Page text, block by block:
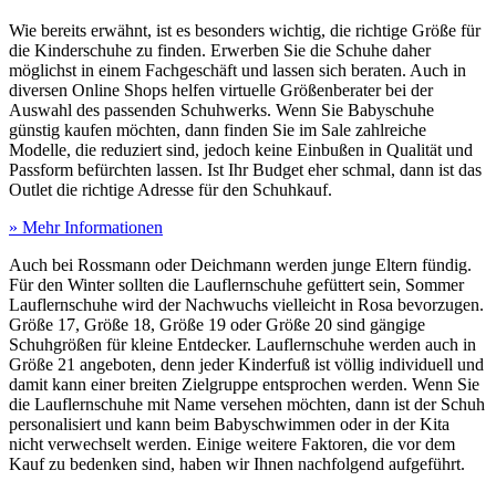
Wie bereits erwähnt, ist es besonders wichtig, die richtige Größe für
die Kinderschuhe zu finden. Erwerben Sie die Schuhe daher
möglichst in einem Fachgeschäft und lassen sich beraten. Auch in
diversen Online Shops helfen virtuelle Größenberater bei der
Auswahl des passenden Schuhwerks. Wenn Sie Babyschuhe
günstig kaufen möchten, dann finden Sie im Sale zahlreiche
Modelle, die reduziert sind, jedoch keine Einbußen in Qualität und
Passform befürchten lassen. Ist Ihr Budget eher schmal, dann ist das
Outlet die richtige Adresse für den Schuhkauf.
» Mehr Informationen
Auch bei Rossmann oder Deichmann werden junge Eltern fündig.
Für den Winter sollten die Lauflernschuhe gefüttert sein, Sommer
Lauflernschuhe wird der Nachwuchs vielleicht in Rosa bevorzugen.
Größe 17, Größe 18, Größe 19 oder Größe 20 sind gängige
Schuhgrößen für kleine Entdecker. Lauflernschuhe werden auch in
Größe 21 angeboten, denn jeder Kinderfuß ist völlig individuell und
damit kann einer breiten Zielgruppe entsprochen werden. Wenn Sie
die Lauflernschuhe mit Name versehen möchten, dann ist der Schuh
personalisiert und kann beim Babyschwimmen oder in der Kita
nicht verwechselt werden. Einige weitere Faktoren, die vor dem
Kauf zu bedenken sind, haben wir Ihnen nachfolgend aufgeführt.